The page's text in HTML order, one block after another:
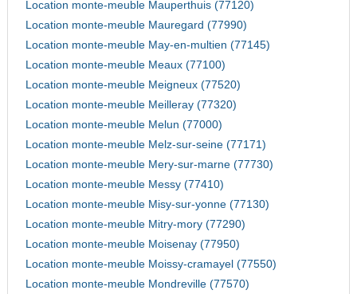
Location monte-meuble Mauperthuis (77120)
Location monte-meuble Mauregard (77990)
Location monte-meuble May-en-multien (77145)
Location monte-meuble Meaux (77100)
Location monte-meuble Meigneux (77520)
Location monte-meuble Meilleray (77320)
Location monte-meuble Melun (77000)
Location monte-meuble Melz-sur-seine (77171)
Location monte-meuble Mery-sur-marne (77730)
Location monte-meuble Messy (77410)
Location monte-meuble Misy-sur-yonne (77130)
Location monte-meuble Mitry-mory (77290)
Location monte-meuble Moisenay (77950)
Location monte-meuble Moissy-cramayel (77550)
Location monte-meuble Mondreville (77570)